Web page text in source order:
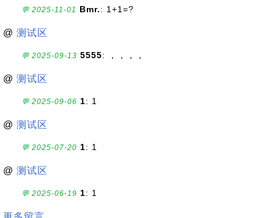
💬 2025-11-01 Bmr.: 1+1=?
@ 测试区
💬 2025-09-13 5555: ，，，，
@ 测试区
💬 2025-09-06 1: 1
@ 测试区
💬 2025-07-20 1: 1
@ 测试区
💬 2025-06-19 1: 1